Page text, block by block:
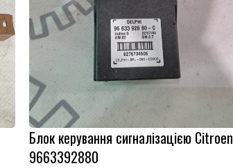
Блок керування сигналізацією Citroen
9663392880